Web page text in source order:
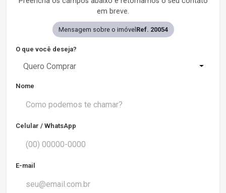
em breve.
Mensagem sobre o imóvelRef. 20054
O que você deseja?
Quero Comprar
Nome
Celular / WhatsApp
E-mail